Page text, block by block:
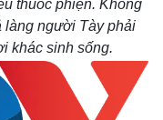
thuốc phiện. Không
làng người Tày phải
khác sinh sống.